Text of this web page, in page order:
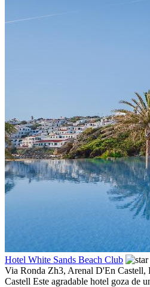
Hotel White Sands Beach Club
Via Ronda Zh3, Arenal D'En Castell,
Castell Este agradable hotel goza de